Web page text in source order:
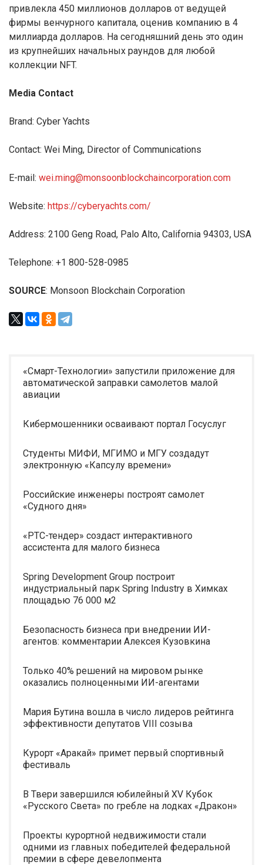
привлекла 450 миллионов долларов от ведущей
фирмы венчурного капитала, оценив компанию в 4
миллиарда долларов. На сегодняшний день это один
из крупнейших начальных раундов для любой
коллекции NFT.
Media Contact
Brand: Cyber Yachts
Contact: Wei Ming, Director of Communications
E-mail: wei.ming@monsoonblockchaincorporation.com
Website: https://cyberyachts.com/
Address: 2100 Geng Road, Palo Alto, California 94303, USA
Telephone: +1 800-528-0985
SOURCE: Monsoon Blockchain Corporation
«Смарт-Технологии» запустили приложение для
автоматической заправки самолетов малой
авиации
Кибермошенники осваивают портал Госуслуг
Студенты МИФИ, МГИМО и МГУ создадут
электронную «Капсулу времени»
Российские инженеры построят самолет
«Судного дня»
«РТС-тендер» создаст интерактивного
ассистента для малого бизнеса
Spring Development Group построит
индустриальный парк Spring Industry в Химках
площадью 76 000 м2
Безопасность бизнеса при внедрении ИИ-
агентов: комментарии Алексея Кузовкина
Только 40% решений на мировом рынке
оказались полноценными ИИ-агентами
Мария Бутина вошла в число лидеров рейтинга
эффективности депутатов VIII созыва
Курорт «Аракай» примет первый спортивный
фестиваль
В Твери завершился юбилейный XV Кубок
«Русского Света» по гребле на лодках «Дракон»
Проекты курортной недвижимости стали
одними из главных победителей федеральной
премии в сфере девелопмента